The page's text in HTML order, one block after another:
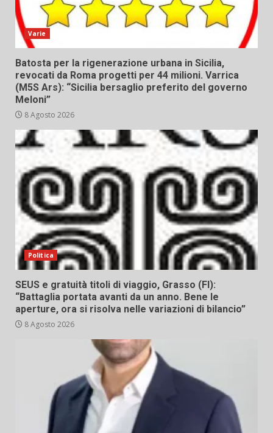
Varie
Batosta per la rigenerazione urbana in Sicilia,
revocati da Roma progetti per 44 milioni. Varrica
(M5S Ars): “Sicilia bersaglio preferito del governo
Meloni”
8 Agosto 2026
Politica
SEUS e gratuità titoli di viaggio, Grasso (FI):
“Battaglia portata avanti da un anno. Bene le
aperture, ora si risolva nelle variazioni di bilancio”
8 Agosto 2026